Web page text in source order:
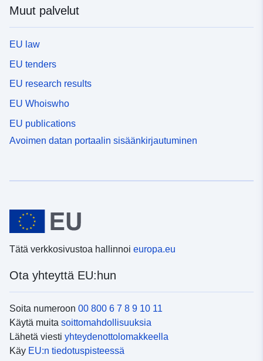
Muut palvelut
EU law
EU tenders
EU research results
EU Whoiswho
EU publications
Avoimen datan portaalin sisäänkirjautuminen
Tätä verkkosivustoa hallinnoi europa.eu
Ota yhteyttä EU:hun
Soita numeroon 00 800 6 7 8 9 10 11
Käytä muita soittomahdollisuuksia
Lähetä viesti yhteydenottolomakkeella
Käy EU:n tiedotuspisteessä